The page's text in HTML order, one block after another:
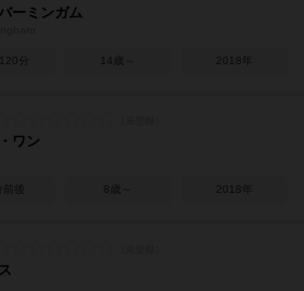
ーミンガム
分 14歳～ 2018年
ワン
後 8歳～ 2018年